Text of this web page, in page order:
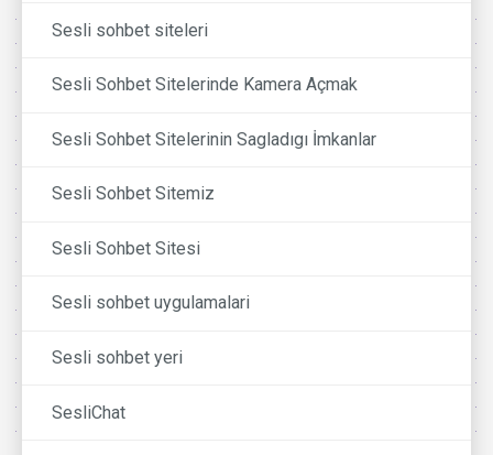
Sesli sohbet siteleri
Sesli Sohbet Sitelerinde Kamera Açmak
Sesli Sohbet Sitelerinin Sagladıgı İmkanlar
Sesli Sohbet Sitemiz
Sesli Sohbet Sitesi
Sesli sohbet uygulamalari
Sesli sohbet yeri
SesliChat